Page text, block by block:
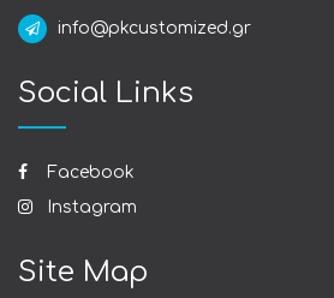
info@pkcustomized.gr
Social Links
Facebook
Instagram
Site Map